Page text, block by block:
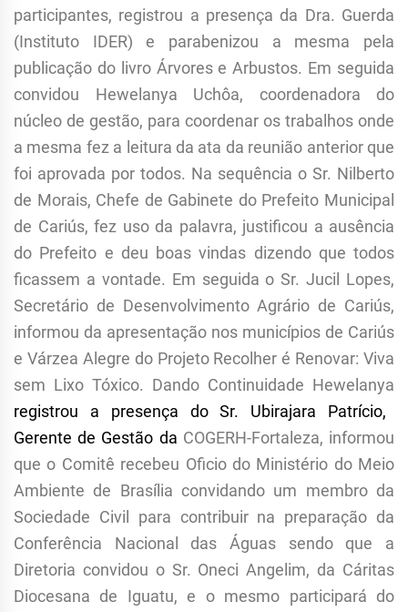
participantes, registrou a presença da Dra. Guerda
(Instituto IDER) e parabenizou a mesma pela
publicação do livro Árvores e Arbustos. Em seguida
convidou Hewelanya Uchôa, coordenadora do
núcleo de gestão, para coordenar os trabalhos onde
a mesma fez a leitura da ata da reunião anterior que
foi aprovada por todos. Na sequência o Sr. Nilberto
de Morais, Chefe de Gabinete do Prefeito Municipal
de Cariús, fez uso da palavra, justificou a ausência
do Prefeito e deu boas vindas dizendo que todos
ficassem a vontade. Em seguida o Sr. Jucil Lopes,
Secretário de Desenvolvimento Agrário de Cariús,
informou da apresentação nos municípios de Cariús
e Várzea Alegre do Projeto Recolher é Renovar: Viva
sem Lixo Tóxico. Dando Continuidade Hewelanya
registrou a presença do Sr. Ubirajara Patrício,
Gerente de Gestão da COGERH-Fortaleza, informou
que o Comitê recebeu Oficio do Ministério do Meio
Ambiente de Brasília convidando um membro da
Sociedade Civil para contribuir na preparação da
Conferência Nacional das Águas sendo que a
Diretoria convidou o Sr. Oneci Angelim, da Cáritas
Diocesana de Iguatu, e o mesmo participará do